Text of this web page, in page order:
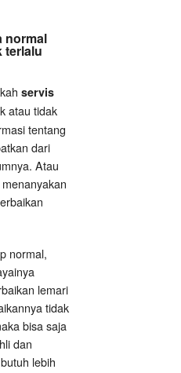
normal
terlalu
servis
atau tidak
tentang
dari
Atau
normal,
lemari
tidak
bisa saja
dan
lebih